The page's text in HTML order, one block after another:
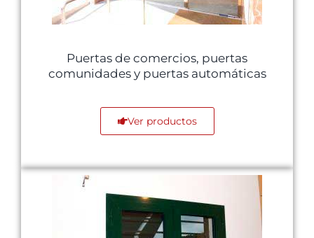
Puertas de comercios, puertas
comunidades y puertas automáticas
Ver productos